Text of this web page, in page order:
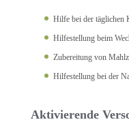
Hilfe bei der täglichen
Hilfestellung beim
Zubereitung von
Hilfestellung bei der
Aktivierende